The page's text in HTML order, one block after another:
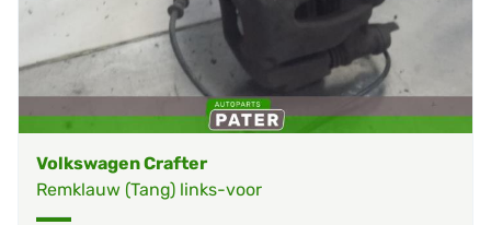
Volkswagen Crafter
Remklauw (Tang) links-voor